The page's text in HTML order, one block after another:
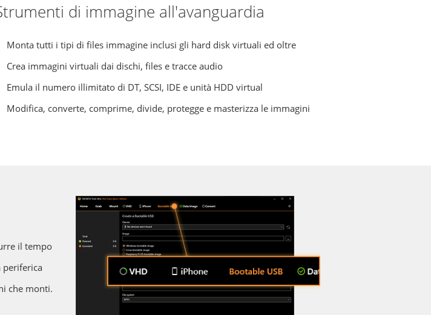
di immagine all'avanguardia
Monta tutti i tipi di files immagine inclusi gli hard disk virtuali ed oltre
Crea immagini virtuali dai dischi, files e tracce audio
Emula il numero illimitato di DT, SCSI, IDE e unità HDD virtual
Modifica, converte, comprime, divide, protegge e masterizza le immagini
il tempo
periferica
che monti.